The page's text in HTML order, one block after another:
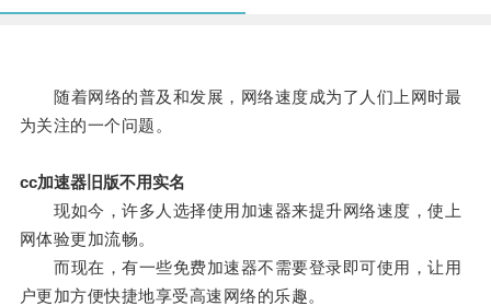
随着网络的普及和发展，网络速度成为了人们上网时最
为关注的一个问题。
cc加速器旧版不用实名
现如今，许多人选择使用加速器来提升网络速度，使上
网体验更加流畅。
而现在，有一些免费加速器不需要登录即可使用，让用
户更加方便快捷地享受高速网络的乐趣。